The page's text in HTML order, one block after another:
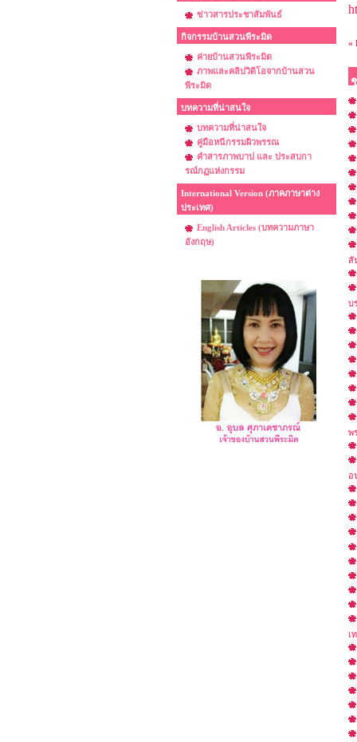
ข่าวสารประชาสัมพันธ์
กิจกรรมบ้านสวนพีระมิด
ค่ายบ้านสวนพีระมิด
ภาพและคลิปวิดิโอจากบ้านสวน
พีระมิด
บทความที่น่าสนใจ
บทความที่น่าสนใจ
คู่มือหนีกรรมผิวพรรณ
คำสารภาพบาป และ ประสบกา
รณ์กฏแห่งกรรม
International Version (ภาคภาษาต่าง
ประเทศ)
English Articles (บทความภาษา
อังกฤษ)
«
สั
บ
พ
อ
เ